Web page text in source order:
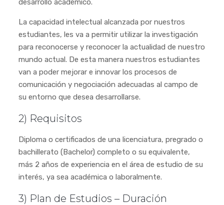
desarrollo académico.
La capacidad intelectual alcanzada por nuestros
estudiantes, les va a permitir utilizar la investigación
para reconocerse y reconocer la actualidad de nuestro
mundo actual. De esta manera nuestros estudiantes
van a poder mejorar e innovar los procesos de
comunicación y negociación adecuadas al campo de
su entorno que desea desarrollarse.
2) Requisitos
Diploma o certificados de una licenciatura, pregrado o
bachillerato (Bachelor) completo o su equivalente,
más 2 años de experiencia en el área de estudio de su
interés, ya sea académica o laboralmente.
3) Plan de Estudios – Duración